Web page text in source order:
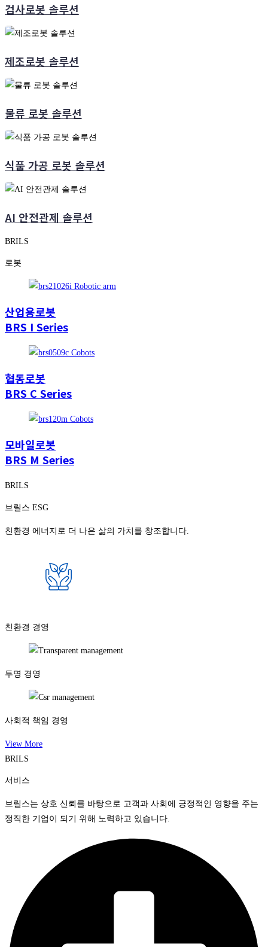
검사로봇 솔루션
제조로봇 솔루션
물류 로봇 솔루션
식품 가공 로봇 솔루션
AI 안전관제 솔루션
BRILS
로봇
산업용로봇
BRS I Series
협동로봇
BRS C Series
모바일로봇
BRS M Series
BRILS
브릴스 ESG
친환경 에너지로 더 나은 삶의 가치를 창조합니다.
친환경 경영
투명 경영
사회적 책임 경영
View More
BRILS
서비스
브릴스는 상호 신뢰를 바탕으로 고객과 사회에 긍정적인 영향을 주는
정직한 기업이 되기 위해 노력하고 있습니다.